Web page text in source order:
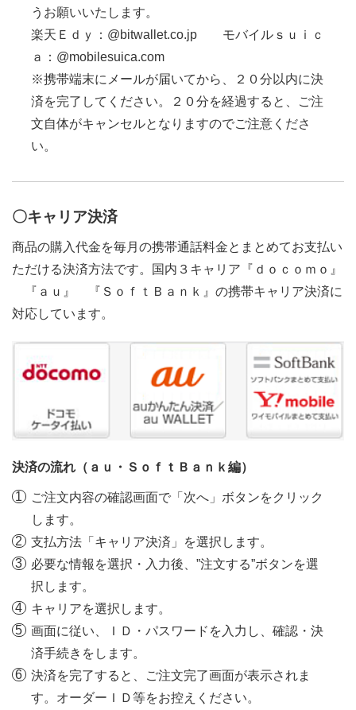
うお願いいたします。
楽天Ｅｄｙ：@bitwallet.co.jp モバイルｓｕｉｃ
ａ：@mobilesuica.com
※携帯端末にメールが届いてから、２０分以内に決
済を完了してください。２０分を経過すると、ご注
文自体がキャンセルとなりますのでご注意くださ
い。
〇キャリア決済
商品の購入代金を毎月の携帯通話料金とまとめてお支払い
ただける決済方法です。国内３キャリア『ｄｏｃｏｍｏ』
『ａｕ』 『ＳｏｆｔＢａｎｋ』の携帯キャリア決済に
対応しています。
決済の流れ（ａｕ・ＳｏｆｔＢａｎｋ編）
ご注文内容の確認画面で「次へ」ボタンをクリック
します。
支払方法「キャリア決済」を選択します。
必要な情報を選択・入力後、”注文する”ボタンを選
択します。
キャリアを選択します。
画面に従い、ＩＤ・パスワードを入力し、確認・決
済手続きをします。
決済を完了すると、ご注文完了画面が表示されま
す。オーダーＩＤ等をお控えください。